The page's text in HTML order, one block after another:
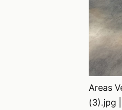
Areas
(3).jpg